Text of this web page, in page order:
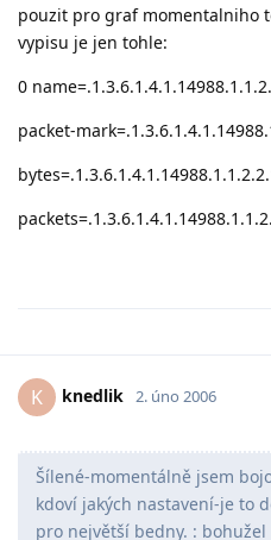
pouzit pro graf momentalniho
vypisu je jen tohle:
0
packet-
K knedlik 2. úno 2006
Šílené-momentálně jsem
kdoví jakých nastavení-je to
pro největší bedny. : bohužel